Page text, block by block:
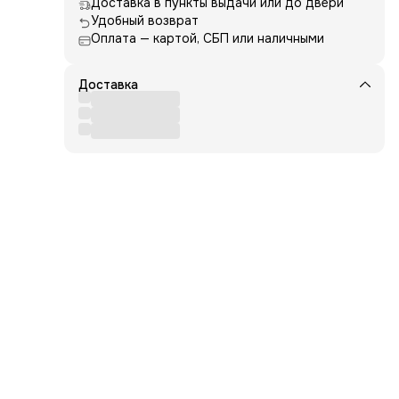
и
Удобный возврат
Оплата — картой, СБП или наличными
Доставка